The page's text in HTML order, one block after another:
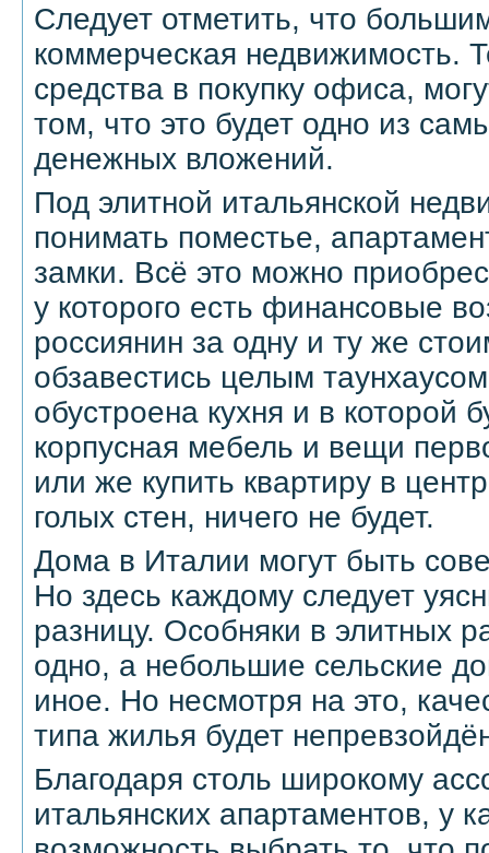
Следует отметить, что
коммерческая недвижимость.
средства в покупку офиса,
том, что это будет одно из
денежных вложений.
Под элитной итальянской
понимать поместье,
замки. Всё это можно
у которого есть финансовые
россиянин за одну и ту же
обзавестись целым
обустроена кухня и в которой
корпусная мебель и вещи
или же купить квартиру в
голых стен, ничего не будет.
Дома в Италии могут быть
Но здесь каждому следует
разницу. Особняки в элитных
одно, а небольшие сельские
иное. Но несмотря на это,
типа жилья будет
Благодаря столь широкому
итальянских апартаментов, у